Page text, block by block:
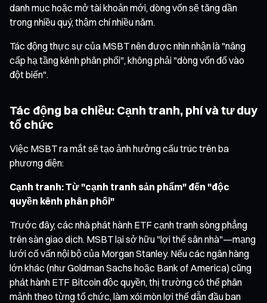
danh mục hoặc mở tài khoản mới, dòng vốn sẽ tăng dần
trong nhiều quý, thậm chí nhiều năm.
Tác động thực sự của MSBT nên được nhìn nhận là "nâng
cấp hạ tầng kênh phân phối", không phải "dòng vốn đổ vào
đột biến".
Tác động ba chiều: Cạnh tranh, phí và tư duy
tổ chức
Việc MSBT ra mắt sẽ tạo ảnh hưởng cấu trúc trên ba
phương diện:
Cạnh tranh: Từ "cạnh tranh sản phẩm" đến "độc
quyền kênh phân phối"
Trước đây, các nhà phát hành ETF cạnh tranh sòng phẳng
trên sàn giao dịch. MSBT lại sở hữu "lợi thế sân nhà"—mạng
lưới cố vấn nội bộ của Morgan Stanley. Nếu các ngân hàng
lớn khác (như Goldman Sachs hoặc Bank of America) cũng
phát hành ETF Bitcoin độc quyền, thị trường có thể phân
mảnh theo từng tổ chức, làm xói mòn lợi thế dẫn đầu ban